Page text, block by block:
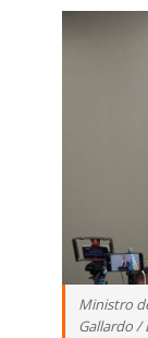
Ministro
Gallardo /